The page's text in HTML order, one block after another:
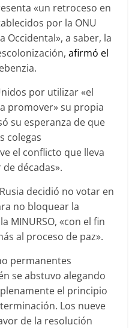
«un retroceso en
por la ONU
Occidental», a saber, la
afirmó el
por utilizar «el
promover» su propia
su esperanza de que
colegas
el conflicto que lleva
décadas».
decidió no votar en
no bloquear la
MINURSO, «con el fin
al proceso de paz».
permanentes
se abstuvo alegando
el principio
Los nueve
de la resolución